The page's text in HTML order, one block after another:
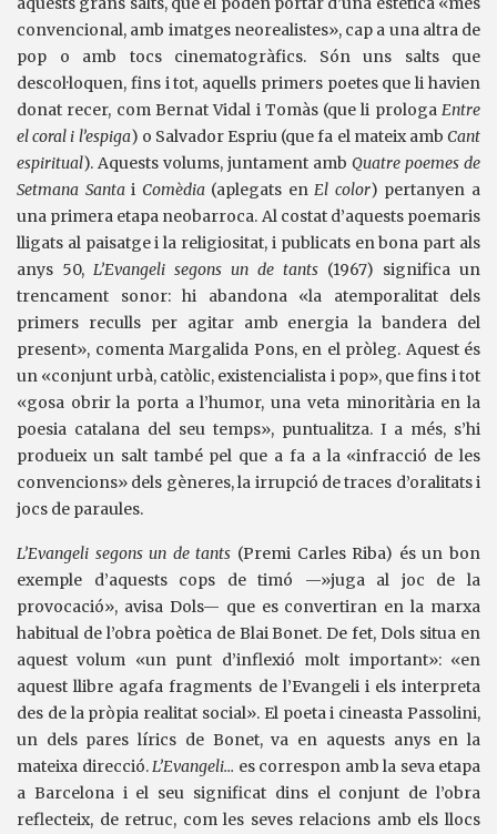
convencional, amb imatges neorealistes», cap a una altra de
pop o amb tocs cinematogràfics. Són uns salts que
descol·loquen, fins i tot, aquells primers poetes que li havien
donat recer, com Bernat Vidal i Tomàs (que li prologa Entre
el coral i l’espiga) o Salvador Espriu (que fa el mateix amb Cant
espiritual). Aquests volums, juntament amb Quatre poemes de
Setmana Santai Comèdia(aplegats enEl color) pertanyen a
una primera etapa neobarroca. Al costat d’aquests poemaris
lligats al paisatge i la religiositat, i publicats en bona part als
anys 50, L’Evangeli segons un de tants (1967) significa un
trencament sonor: hi abandona «la atemporalitat dels
primers reculls per agitar amb energia la bandera del
present», comenta Margalida Pons, en el pròleg. Aquest és
un «conjunt urbà, catòlic, existencialista i pop», que fins i tot
«gosa obrir la porta a l’humor, una veta minoritària en la
poesia catalana del seu temps», puntualitza. I a més, s’hi
produeix un salt també pel que a fa a la «infracció de les
convencions» dels gèneres, la irrupció de traces d’oralitats i
jocs de paraules.
L’Evangeli segons un de tants (Premi Carles Riba) és un bon
exemple d’aquests cops de timó —»juga al joc de la
provocació», avisa Dols— que es convertiran en la marxa
habitual de l’obra poètica de Blai Bonet. De fet, Dols situa en
aquest volum «un punt d’inflexió molt important»: «en
aquest llibre agafa fragments de l’Evangeli i els interpreta
des de la pròpia realitat social». El poeta i cineasta Passolini,
un dels pares lírics de Bonet, va en aquests anys en la
mateixa direcció.L’Evangeli… es correspon amb la seva etapa
a Barcelona i el seu significat dins el conjunt de l’obra
reflecteix, de retruc, com les seves relacions amb els llocs